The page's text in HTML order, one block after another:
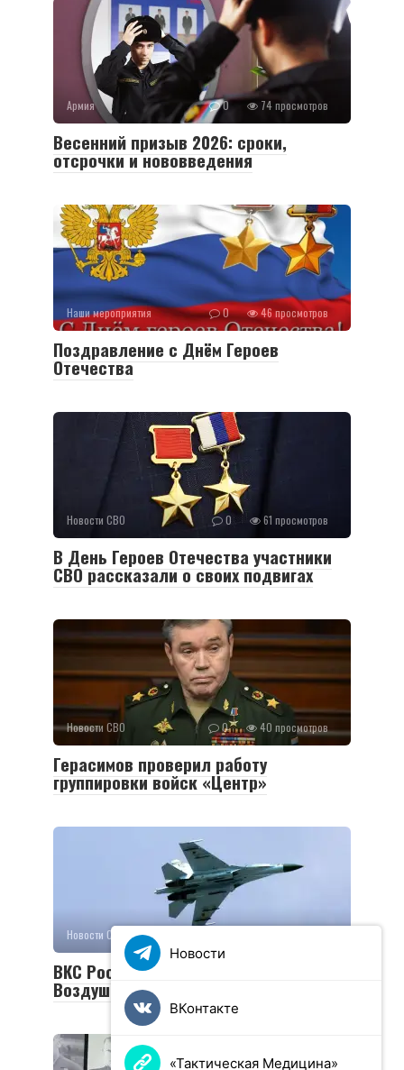
Армия 0 74 просмотров
Весенний призыв 2026: сроки,
отсрочки и нововведения
Наши мероприятия 0 46 просмотров
Поздравление с Днём Героев
Отечества
Новости СВО 0 61 просмотров
В День Героев Отечества участники
СВО рассказали о своих подвигах
Новости СВО 0 40 просмотров
Герасимов проверил работу
группировки войск «Центр»
Новости СВО
ВКС России сбили самолет Су-27
Воздушных сил Украины
Новости
ВКонтакте
«Тактическая Медицина»